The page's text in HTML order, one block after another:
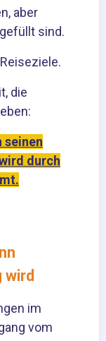
aber
sind.
die
seinen
durch
wird
im
vom